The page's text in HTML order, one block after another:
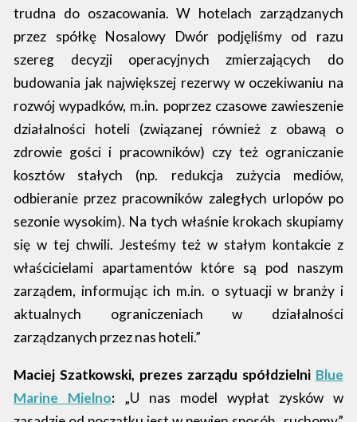
trudna do oszacowania. W hotelach zarządzanych
przez spółkę Nosalowy Dwór podjęliśmy od razu
szereg decyzji operacyjnych zmierzających do
budowania jak największej rezerwy w oczekiwaniu na
rozwój wypadków, m.in. poprzez czasowe zawieszenie
działalności hoteli (związanej również z obawą o
zdrowie gości i pracowników) czy też ograniczanie
kosztów stałych (np. redukcja zużycia mediów,
odbieranie przez pracowników zaległych urlopów po
sezonie wysokim). Na tych właśnie krokach skupiamy
się w tej chwili. Jesteśmy też w stałym kontakcie z
właścicielami apartamentów które są pod naszym
zarządem, informując ich m.in. o sytuacji w branży i
aktualnych ograniczeniach w działalności
zarządzanych przez nas hoteli.”
Maciej Szatkowski, prezes zarządu spółdzielni Blue
Marine Mielno: „U nas model wypłat zysków w